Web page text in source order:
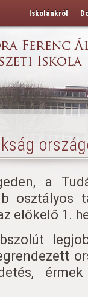
Iskolánkról
a
osztályos
előkelő 1.